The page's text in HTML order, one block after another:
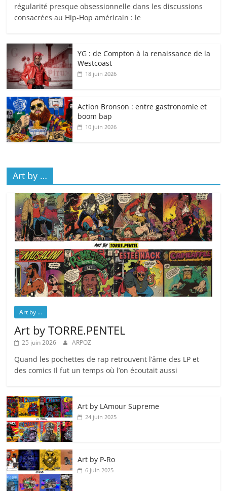
régularité presque obsessionnelle dans les discussions
consacrées au Hip-Hop américain : le
YG : de Compton à la renaissance de la
Westcoast
18 juin 2026
Action Bronson : entre gastronomie et
boom bap
10 juin 2026
Art by …
Art by ...
Art by TORRE.PENTEL
25 juin 2026 ARPOZ
Quand les pochettes de rap retrouvent l’âme des LP et
des comics Il fut un temps où l’on écoutait aussi
Art by LAmour Supreme
24 juin 2025
Art by P‑Ro
6 juin 2025